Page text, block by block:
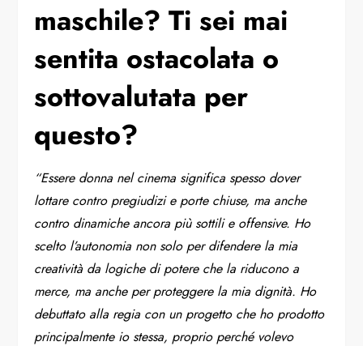
maschile? Ti sei mai
sentita ostacolata o
sottovalutata per
questo?
“Essere donna nel cinema significa spesso dover
lottare contro pregiudizi e porte chiuse, ma anche
contro dinamiche ancora più sottili e offensive. Ho
scelto l’autonomia non solo per difendere la mia
creatività da logiche di potere che la riducono a
merce, ma anche per proteggere la mia dignità. Ho
debuttato alla regia con un progetto che ho prodotto
principalmente io stessa, proprio perché volevo